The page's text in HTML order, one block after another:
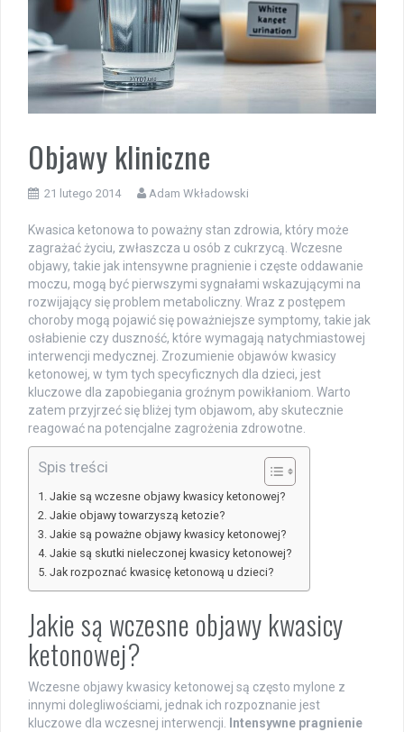
Objawy kliniczne
21 lutego 2014 Adam Wkładowski
Kwasica ketonowa to poważny stan zdrowia, który może
zagrażać życiu, zwłaszcza u osób z cukrzycą. Wczesne
objawy, takie jak intensywne pragnienie i częste oddawanie
moczu, mogą być pierwszymi sygnałami wskazującymi na
rozwijający się problem metaboliczny. Wraz z postępem
choroby mogą pojawić się poważniejsze symptomy, takie jak
osłabienie czy duszność, które wymagają natychmiastowej
interwencji medycznej. Zrozumienie objawów kwasicy
ketonowej, w tym tych specyficznych dla dzieci, jest
kluczowe dla zapobiegania groźnym powikłaniom. Warto
zatem przyjrzeć się bliżej tym objawom, aby skutecznie
reagować na potencjalne zagrożenia zdrowotne.
Spis treści
Jakie są wczesne objawy kwasicy ketonowej?
Jakie objawy towarzyszą ketozie?
Jakie są poważne objawy kwasicy ketonowej?
Jakie są skutki nieleczonej kwasicy ketonowej?
Jak rozpoznać kwasicę ketonową u dzieci?
Jakie są wczesne objawy kwasicy
ketonowej?
Wczesne objawy kwasicy ketonowej są często mylone z
innymi dolegliwościami, jednak ich rozpoznanie jest
kluczowe dla wczesnej interwencji. Intensywne pragnienie